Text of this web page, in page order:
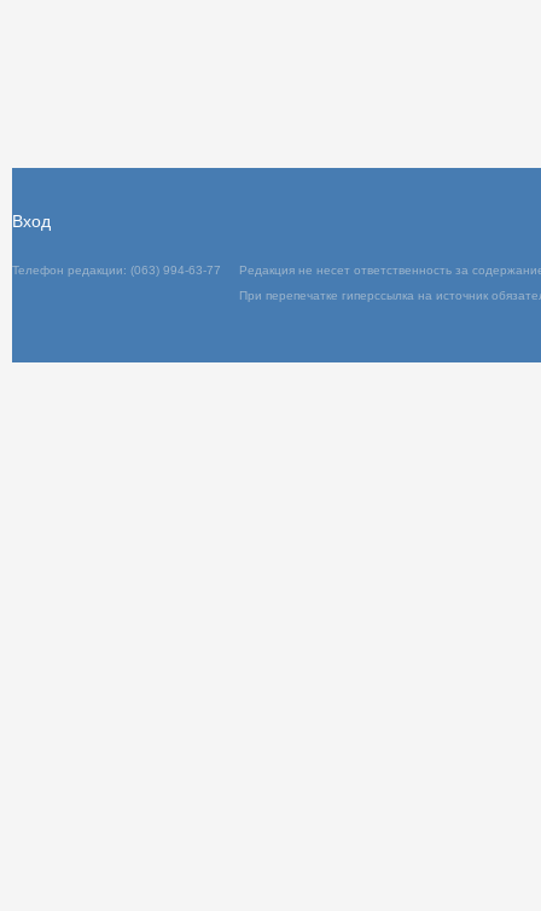
Телефон редакции: (063) 994-63-77
При